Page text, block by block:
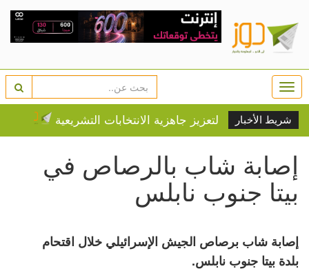
شريط الأخبار
اتفاقية لتعزيز جاهزية الانتخابات التشريعية حين
إصابة شاب بالرصاص في
بيتا جنوب نابلس
إصابة شاب برصاص الجيش الإسرائيلي خلال اقتحام
بلدة بيتا جنوب نابلس.